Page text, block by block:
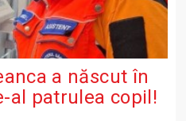
a născut în
al patrulea copil!